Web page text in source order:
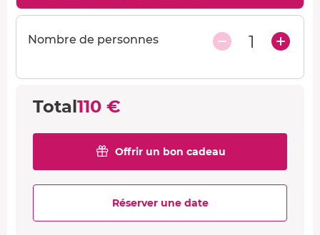
Nombre de personnes 1
Total110 €
Offrir un bon cadeau
Réserver une date